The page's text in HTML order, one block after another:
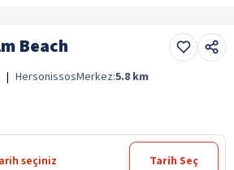
Beach
| HersonissosMerkez:5.8 km
seçiniz Tarih Seç